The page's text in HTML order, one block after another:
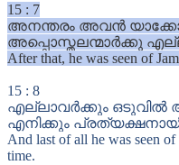
15 : 7
അനന്തരം അവൻ
അപ്പൊസ്തലന്മാർക്കു
After that, he was seen of
15 : 8
എല്ലാവർക്കും
എനിക്കും
And last of all he was seen
time.